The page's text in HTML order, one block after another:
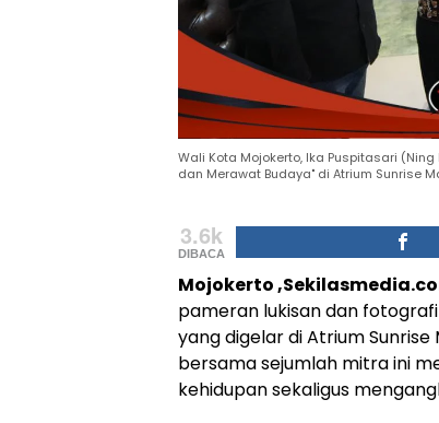
Wali Kota Mojokerto, Ika Puspitasari
dan Merawat Budaya" di Atrium Sunrise
3.6k
DIBACA
Mojokerto
pameran lukisan dan
yang digelar di Atrium
bersama sejumlah mitra ini
kehidupan sekaligus